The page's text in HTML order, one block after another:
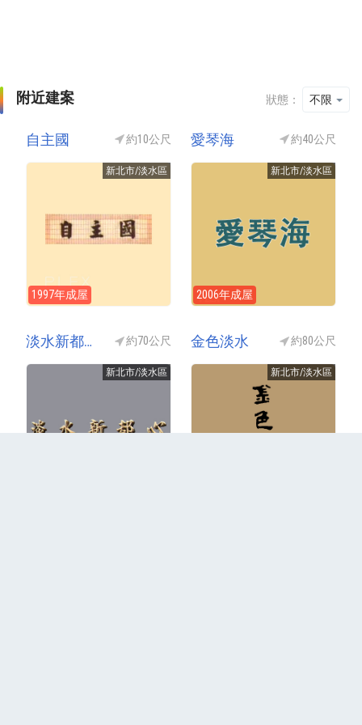
附近建案 狀態： 不限
自主國 約10公尺
新北市/淡水區
1997年成屋
愛琴海 約40公尺
新北市/淡水區
2006年成屋
淡水新都心 約70公尺
新北市/淡水區
金色淡水 約80公尺
新北市/淡水區